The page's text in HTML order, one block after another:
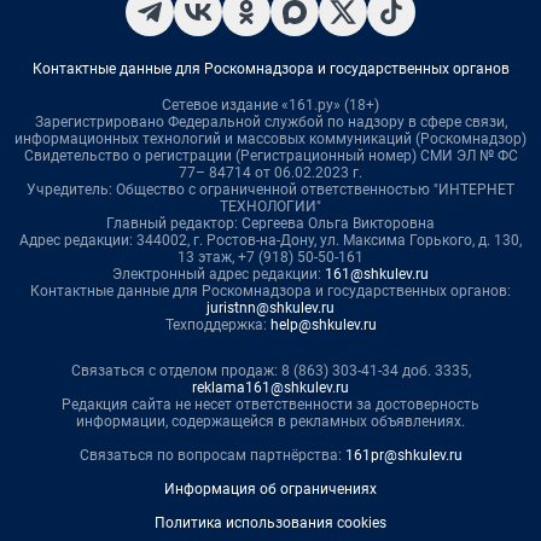
Контактные данные для Роскомнадзора и государственных органов
Сетевое издание «161.ру» (18+)
Зарегистрировано Федеральной службой по надзору в сфере связи,
информационных технологий и массовых коммуникаций (Роскомнадзор)
Свидетельство о регистрации (Регистрационный номер) СМИ ЭЛ № ФС
77– 84714 от 06.02.2023 г.
Учредитель: Общество с ограниченной ответственностью "ИНТЕРНЕТ
ТЕХНОЛОГИИ"
Главный редактор: Сергеева Ольга Викторовна
Адрес редакции: 344002, г. Ростов-на-Дону, ул. Максима Горького, д. 130,
13 этаж, +7 (918) 50-50-161
Электронный адрес редакции: 161@shkulev.ru
Контактные данные для Роскомнадзора и государственных органов:
juristnn@shkulev.ru
Техподдержка: help@shkulev.ru
Связаться с отделом продаж: 8 (863) 303-41-34 доб. 3335,
reklama161@shkulev.ru
Редакция сайта не несет ответственности за достоверность
информации, содержащейся в рекламных объявлениях.
Связаться по вопросам партнёрства: 161pr@shkulev.ru
Информация об ограничениях
Политика использования cookies